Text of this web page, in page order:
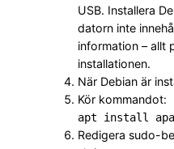
USB. Installera
datorn inte
information – allt
installationen.
När Debian är
Kör kommandot:
apt install
Redigera sudo-